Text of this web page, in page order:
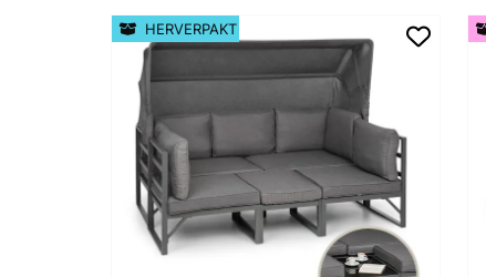
HERVERPAKT